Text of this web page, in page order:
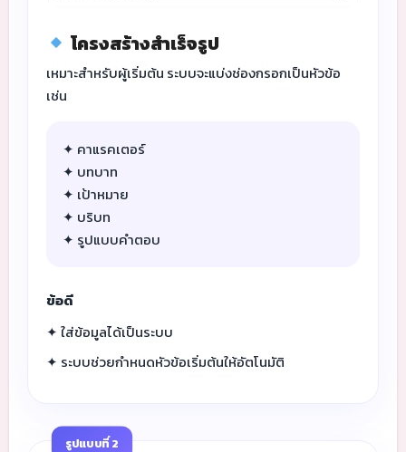
โครงสร้างสำเร็จรูป
เหมาะสำหรับผู้เริ่มต้น ระบบจะแบ่งช่องกรอกเป็นหัวข้อ
เช่น
✦ คาแรคเตอร์
✦ บทบาท
✦ เป้าหมาย
✦ บริบท
✦ รูปแบบคำตอบ
ข้อดี
✦ ใส่ข้อมูลได้เป็นระบบ
✦ ระบบช่วยกำหนดหัวข้อเริ่มต้นให้อัตโนมัติ
รูปแบบที่ 2